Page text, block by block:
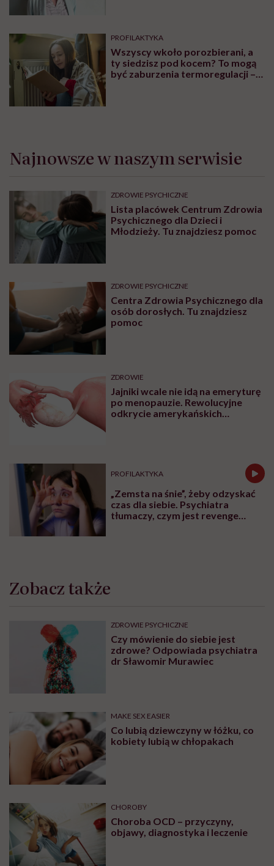
PROFILAKTYKA
Wszyscy wkoło porozbierani, a
ty siedzisz pod kocem? To mogą
być zaburzenia termoregulacji –
Najnowsze w naszym serwisie
ZDROWIE PSYCHICZNE
Lista placówek Centrum Zdrowia
Psychicznego dla Dzieci i
Młodzieży. Tu znajdziesz pomoc
ZDROWIE PSYCHICZNE
Centra Zdrowia Psychicznego dla
osób dorosłych. Tu znajdziesz
pomoc
ZDROWIE
Jajniki wcale nie idą na emeryturę
po menopauzie. Rewolucyjne
odkrycie amerykańskich
PROFILAKTYKA
„Zemsta na śnie”, żeby odzyskać
czas dla siebie. Psychiatra
tłumaczy, czym jest revenge
Zobacz także
ZDROWIE PSYCHICZNE
Czy mówienie do siebie jest
zdrowe? Odpowiada psychiatra
dr Sławomir Murawiec
MAKE SEX EASIER
Co lubią dziewczyny w łóżku, co
kobiety lubią w chłopakach
CHOROBY
Choroba OCD – przyczyny,
objawy, diagnostyka i leczenie